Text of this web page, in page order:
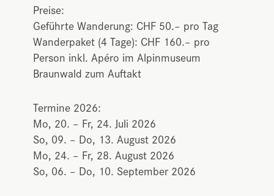
Preise:
Geführte Wanderung: CHF 50.– pro Tag
Wanderpaket (4 Tage): CHF 160.– pro
Person inkl. Apéro im Alpinmuseum
Braunwald zum Auftakt
Termine 2026:
Mo, 20. – Fr, 24. Juli 2026
So, 09. – Do, 13. August 2026
Mo, 24. – Fr, 28. August 2026
So, 06. – Do, 10. September 2026